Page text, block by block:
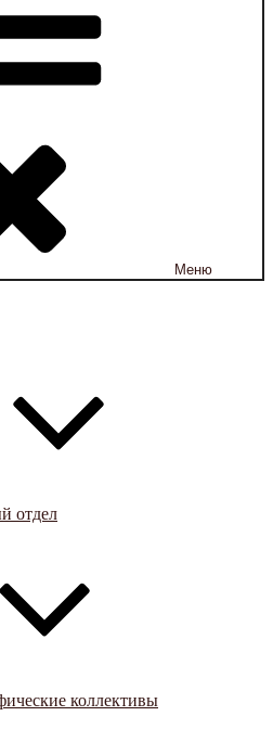
Меню
отдел
коллективы